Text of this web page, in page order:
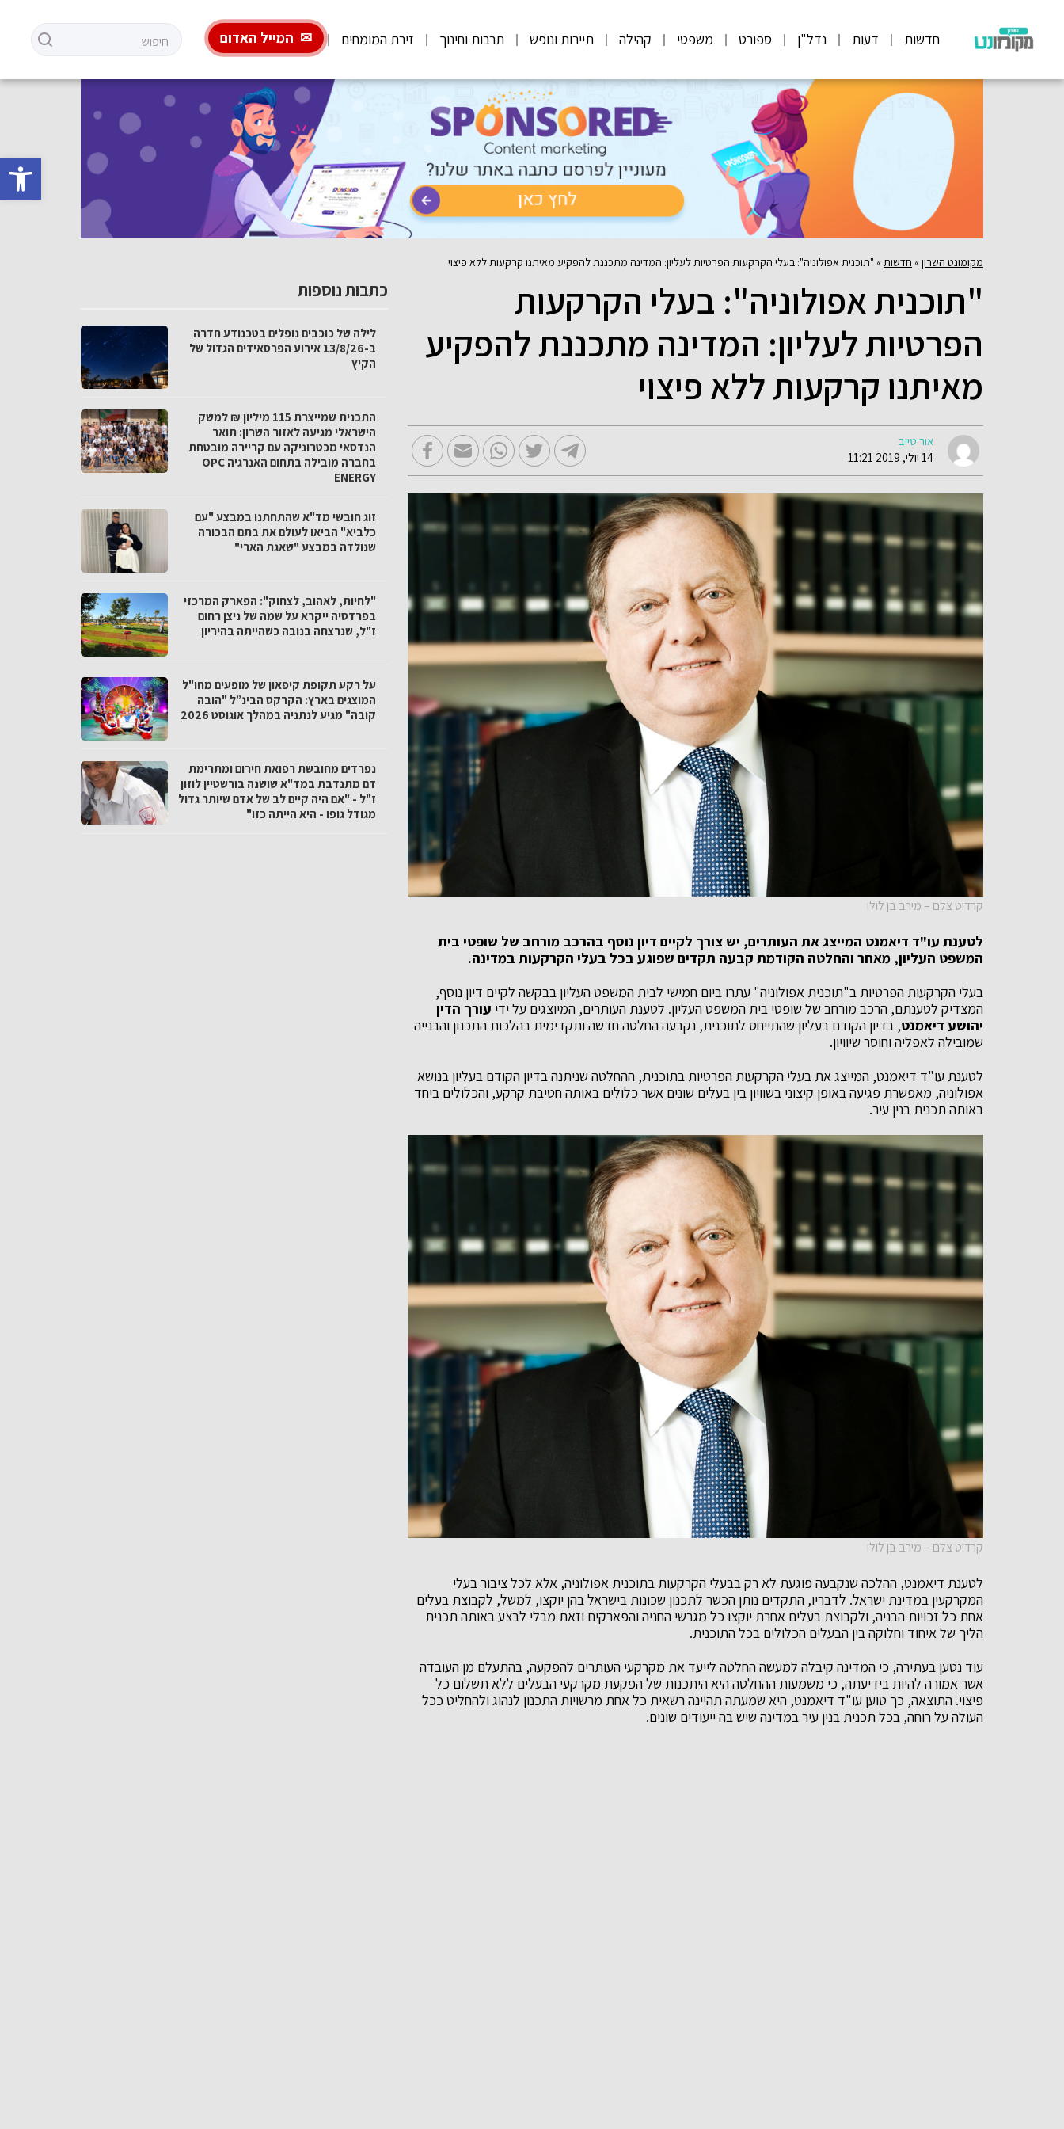
פתח
חדשות דעות נדל"ן ספורט משפטי קהילה תיירות ונופש תרבות וחינוך זירת המומחים המייל האדום
מקומונט השרון» חדשות » "תוכנית אפולוניה": בעלי הקרקעות הפרטיות לעליון: המדינה מתכננת להפקיע מאיתנו קרקעות ללא פיצוי
"תוכנית אפולוניה": בעלי הקרקעות
הפרטיות לעליון: המדינה מתכננת להפקיע
מאיתנו קרקעות ללא פיצוי
אור טייב
14 יולי, 2019 11:21
קרדיט צלם – מירב בן לולו
לטענת עו"ד דיאמנט המייצג את העותרים, יש צורך לקיים דיון נוסף בהרכב מורחב של שופטי בית
המשפט העליון, מאחר והחלטה הקודמת קבעה תקדים שפוגע בכל בעלי הקרקעות במדינה.
בעלי הקרקעות הפרטיות ב"תוכנית אפולוניה" עתרו ביום חמישי לבית המשפט העליון בבקשה לקיים דיון נוסף,
המצדיק לטענתם, הרכב מורחב של שופטי בית המשפט העליון. לטענת העותרים, המיוצגים על ידי עורך הדין
יהושע דיאמנט, בדיון הקודם בעליון שהתייחס לתוכנית, נקבעה החלטה חדשה ותקדימית בהלכות התכנון והבנייה
שמובילה לאפליה וחוסר שיוויון.
לטענת עו"ד דיאמנט, המייצג את בעלי הקרקעות הפרטיות בתוכנית, ההחלטה שניתנה בדיון הקודם בעליון בנושא
אפולוניה, מאפשרת פגיעה באופן קיצוני בשוויון בין בעלים שונים אשר כלולים באותה חטיבת קרקע, והכלולים ביחד
באותה תכנית בנין עיר.
קרדיט צלם – מירב בן לולו
לטענת דיאמנט, ההלכה שנקבעה פוגעת לא רק בבעלי הקרקעות בתוכנית אפולוניה, אלא לכל ציבור בעלי
המקרקעין במדינת ישראל. לדבריו, התקדים נותן הכשר לתכנון שכונות בישראל בהן יוקצו, למשל, לקבוצת בעלים
אחת כל זכויות הבניה, ולקבוצת בעלים אחרת יוקצו כל מגרשי החניה והפארקים וזאת מבלי לבצע באותה תכנית
הליך של איחוד וחלוקה בין הבעלים הכלולים בכל התוכנית.
עוד נטען בעתירה, כי המדינה קיבלה למעשה החלטה לייעד את מקרקעי העותרים להפקעה, בהתעלם מן העובדה
אשר אמורה להיות בידיעתה, כי משמעות ההחלטה היא היתכנות של הפקעת מקרקעי הבעלים ללא תשלום כל
פיצוי. התוצאה, כך טוען עו"ד דיאמנט, היא שמעתה תהיינה רשאית כל אחת מרשויות התכנון לנהוג ולהחליט ככל
העולה על רוחה, בכל תכנית בנין עיר במדינה שיש בה ייעודים שונים.
כתבות נוספות
לילה של כוכבים נופלים בטכנודע חדרה
ב-13/8/26 אירוע הפרסאידים הגדול של
הקיץ
התכנית שמייצרת 115 מיליון ₪ למשק
הישראלי מגיעה לאזור השרון: תואר
הנדסאי מכטרוניקה עם קריירה מובטחת
בחברה מובילה בתחום האנרגיה OPC
ENERGY
זוג חובשי מד"א שהתחתנו במבצע "עם
כלביא" הביאו לעולם את בתם הבכורה
שנולדה במבצע "שאגת הארי"
"לחיות, לאהוב, לצחוק": הפארק המרכזי
בפרדסיה ייקרא על שמה של ניצן רחום
ז"ל, שנרצחה בנובה כשהייתה בהיריון
על רקע תקופת קיפאון של מופעים מחו"ל
המוצגים בארץ: הקרקס הבינ”ל "הובה
קובה" מגיע לנתניה במהלך אוגוסט 2026
נפרדים מחובשת רפואת חירום ומתרימת
דם מתנדבת במד"א שושנה בורשטיין לוזון
ז"ל - "אם היה קיים לב של אדם שיותר גדול
מגודל גופו - היא הייתה כזו"